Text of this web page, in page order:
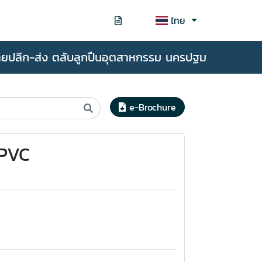
ไทย
ปลีก-ส่ง ตลับลูกปืนอุตสาหกรรม นครปฐม
e-Brochure